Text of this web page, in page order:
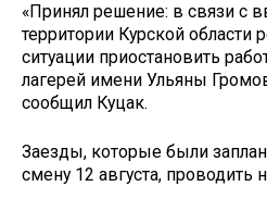
«Принял решение: в связи с
территории Курской
ситуации приостановить
лагерей имени Ульяны
сообщил Куцак.
Заезды, которые были
смену 12 августа, проводить